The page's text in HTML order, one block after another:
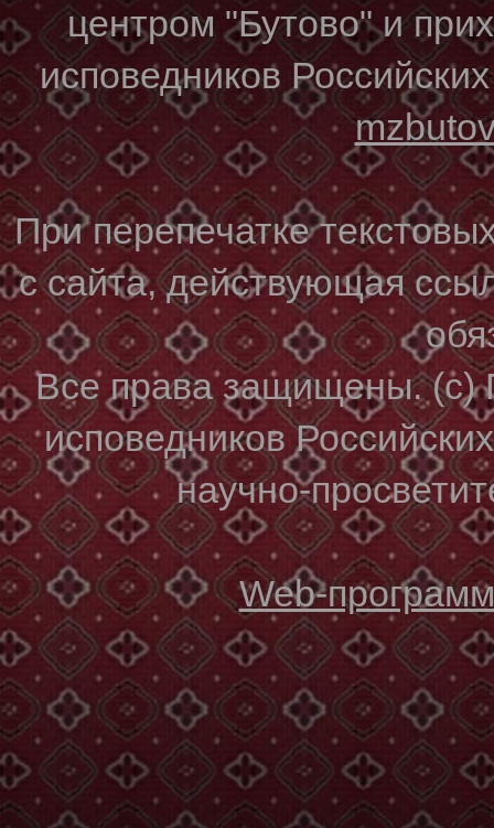
центром "Бутово" и
исповедников
При перепечатке
с сайта, действующая
Все права защищены. (с)
исповедников
научно-
Web-